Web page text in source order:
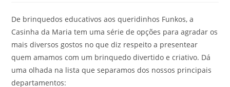
De brinquedos educativos aos queridinhos Funkos, a
Casinha da Maria tem uma série de opções para agradar os
mais diversos gostos no que diz respeito a presentear
quem amamos com um brinquedo divertido e criativo. Dá
uma olhada na lista que separamos dos nossos principais
departamentos: